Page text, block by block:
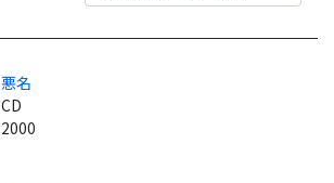
悪名
CD
2000